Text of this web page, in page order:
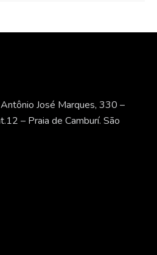
José Marques, 330 –
– Praia de Camburí. São